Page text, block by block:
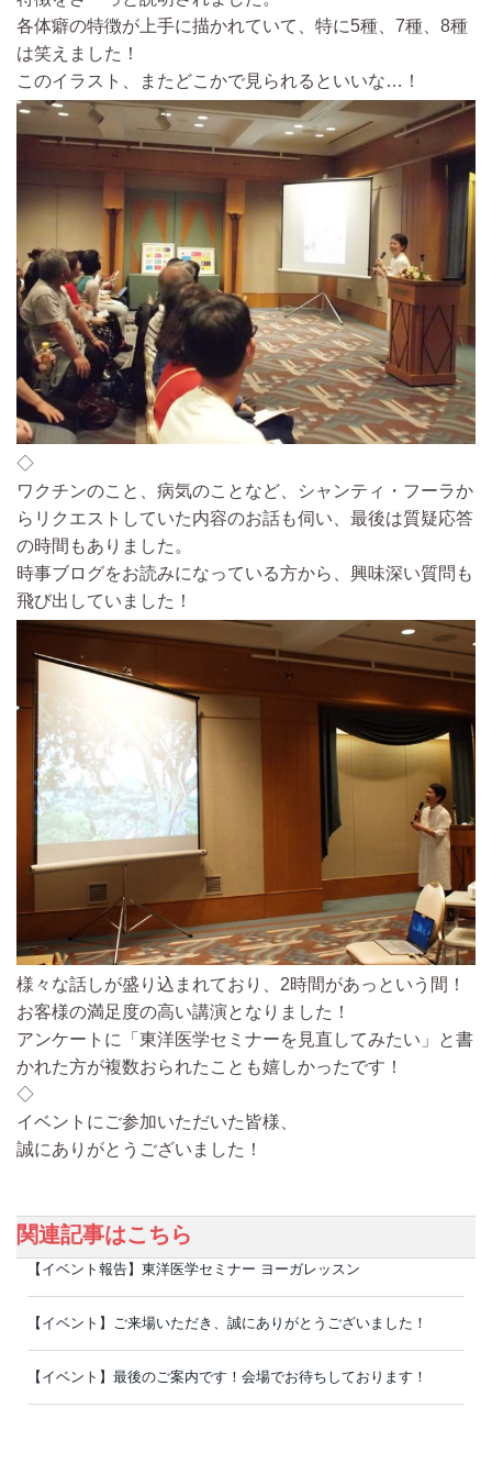
各体癖の特徴が上手に描かれていて、特に5種、7種、8種
は笑えました！
このイラスト、またどこかで見られるといいな…！
◇
ワクチンのこと、病気のことなど、シャンティ・フーラか
らリクエストしていた内容のお話も伺い、最後は質疑応答
の時間もありました。
時事ブログをお読みになっている方から、興味深い質問も
飛び出していました！
様々な話しが盛り込まれており、2時間があっという間！
お客様の満足度の高い講演となりました！
アンケートに「東洋医学セミナーを見直してみたい」と書
かれた方が複数おられたことも嬉しかったです！
◇
イベントにご参加いただいた皆様、
誠にありがとうございました！
関連記事はこちら
【イベント報告】東洋医学セミナー ヨーガレッスン
【イベント】ご来場いただき、誠にありがとうございました！
【イベント】最後のご案内です！会場でお待ちしております！